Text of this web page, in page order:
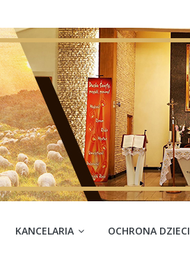
KANCELARIA OCHRONA DZIECI